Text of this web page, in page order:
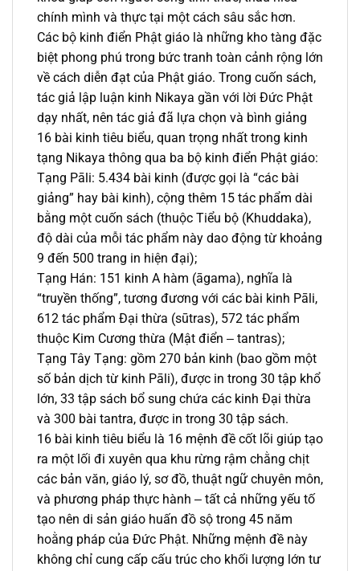
chính mình và thực tại một cách sâu sắc hơn.
Các bộ kinh điển Phật giáo là những kho tàng đặc
biệt phong phú trong bức tranh toàn cảnh rộng lớn
về cách diễn đạt của Phật giáo. Trong cuốn sách,
tác giả lập luận kinh Nikaya gần với lời Đức Phật
dạy nhất, nên tác giả đã lựa chọn và bình giảng
16 bài kinh tiêu biểu, quan trọng nhất trong kinh
tạng Nikaya thông qua ba bộ kinh điển Phật giáo:
Tạng Pāli: 5.434 bài kinh (được gọi là “các bài
giảng” hay bài kinh), cộng thêm 15 tác phẩm dài
bằng một cuốn sách (thuộc Tiểu bộ (Khuddaka),
độ dài của mỗi tác phẩm này dao động từ khoảng
9 đến 500 trang in hiện đại);
Tạng Hán: 151 kinh A hàm (āgama), nghĩa là
“truyền thống”, tương đương với các bài kinh Pāli,
612 tác phẩm Đại thừa (sūtras), 572 tác phẩm
thuộc Kim Cương thừa (Mật điển ‒ tantras);
Tạng Tây Tạng: gồm 270 bản kinh (bao gồm một
số bản dịch từ kinh Pāli), được in trong 30 tập khổ
lớn, 33 tập sách bổ sung chứa các kinh Đại thừa
và 300 bài tantra, được in trong 30 tập sách.
16 bài kinh tiêu biểu là 16 mệnh đề cốt lõi giúp tạo
ra một lối đi xuyên qua khu rừng rậm chằng chịt
các bản văn, giáo lý, sơ đồ, thuật ngữ chuyên môn,
và phương pháp thực hành ‒ tất cả những yếu tố
tạo nên di sản giáo huấn đồ sộ trong 45 năm
hoằng pháp của Đức Phật. Những mệnh đề này
không chỉ cung cấp cấu trúc cho khối lượng lớn tư